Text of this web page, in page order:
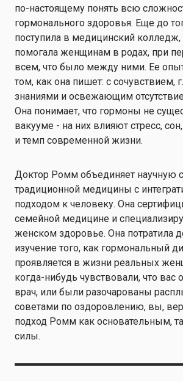
по-настоящему понять всю
гормонального здоровья. Еще до
поступила в медицинский колледж,
помогала женщинам в родах, при
всем, что было между ними. Ее
том, как она пишет: с сочувствием,
знаниями и освежающим
Она понимает, что гормоны не
вакууме - на них влияют стресс,
и темп современной жизни.
Доктор Ромм объединяет научную
традиционной медицины с
подходом к человеку. Она
семейной медицине и
женском здоровье. Она потратила
изучение того, как гормональный
проявляется в жизни реальных
когда-нибудь чувствовали, что вас
врач, или были разочарованы
советами по оздоровлению, вы,
подход Ромм как основательным,
силы.